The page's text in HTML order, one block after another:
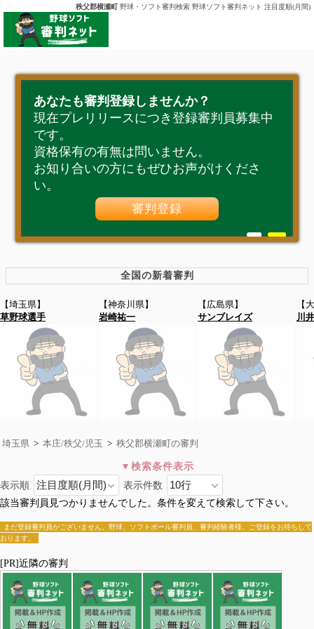
秩父郡横瀬町 野球・ソフト審判検索 野球ソフト審判ネット 注目度順(月間)
あなたも審判登録しませんか？
現在プレリリースにつき登録審判員募集中
です。
資格保有の有無は問いません。
お知り合いの方にもぜひお声がけくださ
い。
審判登録
全国の新着審判
【埼玉県】
草野球選手
【神奈川県】
岩崎祐一
【広島県】
サンブレイズ
【
川
埼玉県 > 本庄/秩父/児玉 > 秩父郡横瀬町の審判
秩父郡横瀬町
本庄/秩父/児玉
>秩父郡横瀬町
秩父市
本庄市 秩父郡横瀬町 秩父郡皆野町
秩父郡長瀞町
秩父郡小鹿野町
表示順
表示件数
該当審判員見つかりませんでした。条件を変えて検索して下さい。
まだ登録審判員がございません。野球、ソフトボール審判員、審判経験者様。ご登録をお待ちして
おります。
[PR]近隣の審判